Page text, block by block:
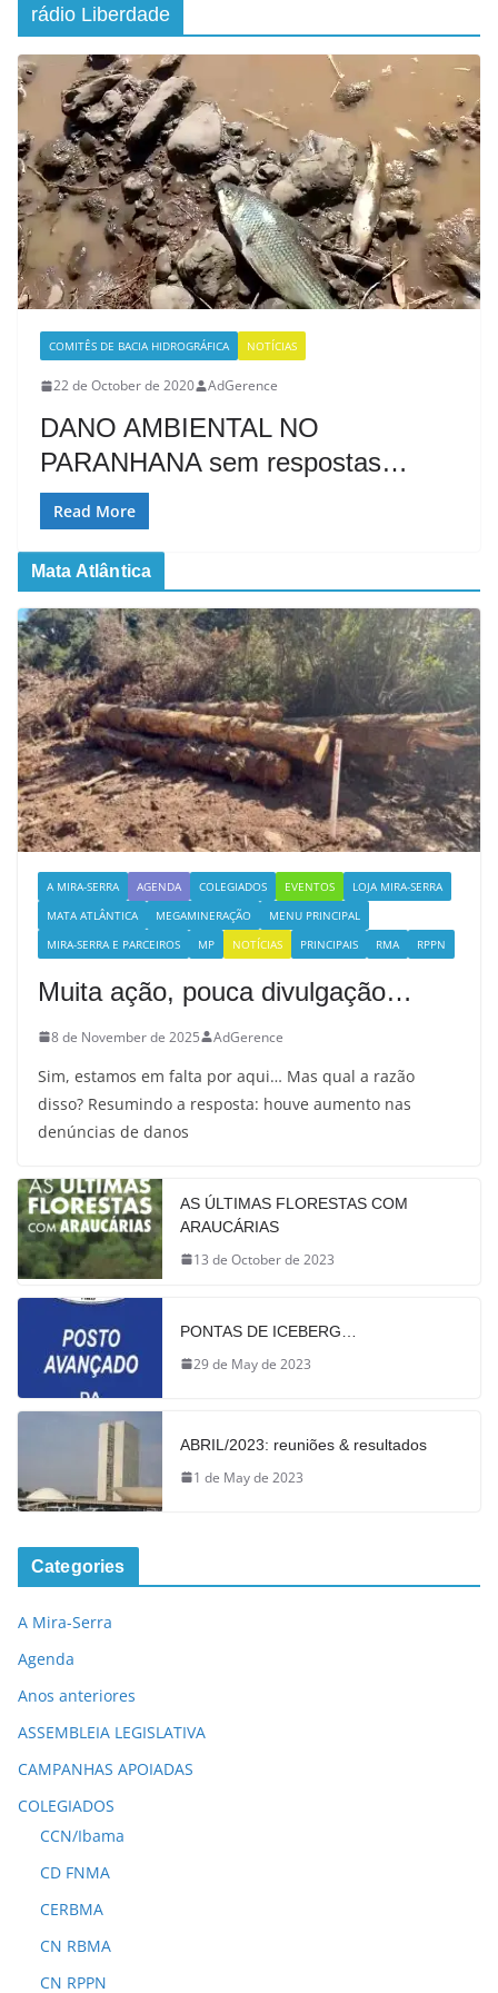
rádio Liberdade
COMITÊS DE BACIA HIDROGRÁFICA NOTÍCIAS
22 de October de 2020 AdGerence
DANO AMBIENTAL NO
PARANHANA sem respostas…
Read More
Mata Atlântica
A MIRA-SERRA AGENDA COLEGIADOS EVENTOS
LOJA MIRA-SERRA
MATA ATLÂNTICA
MEGAMINERAÇÃO
MENU PRINCIPAL
MIRA-SERRA E PARCEIROS
MP NOTÍCIAS PRINCIPAIS RMA RPPN
Muita ação, pouca divulgação…
8 de November de 2025 AdGerence
Sim, estamos em falta por aqui… Mas qual a razão
disso? Resumindo a resposta: houve aumento nas
denúncias de danos
AS ÚLTIMAS FLORESTAS COM
ARAUCÁRIAS
13 de October de 2023
PONTAS DE ICEBERG…
29 de May de 2023
ABRIL/2023: reuniões & resultados
1 de May de 2023
Categories
A Mira-Serra
Agenda
Anos anteriores
ASSEMBLEIA LEGISLATIVA
CAMPANHAS APOIADAS
COLEGIADOS
CCN/Ibama
CD FNMA
CERBMA
CN RBMA
CN RPPN